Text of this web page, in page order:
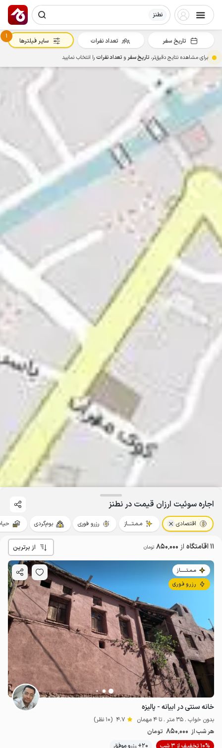
نطنز
اجاره سوئیت ارزان قیمت در نطنز
اقتصادی مـمـتــــاز رزرو فوری بوم‌گردی
11 اقامتگاه از 850٬000 تومان از برترین
مـمـتــــــاز
رزرو فوری
خانه سنتی در ابیانه - پالیزه
بدون خواب . 35 متر . تا 4 مهمان 4.7 (10 نظر)
هر شب از 850٬000 تومان
10% تخفیف از 3 شب
20+ رزرو موفق
تاریخ سفر تعداد نفرات
1
سایر فیلترها
برای مشاهده نتایج دقیق‌تر، تاریخ سفرو تعداد نفراترا انتخاب نمایید